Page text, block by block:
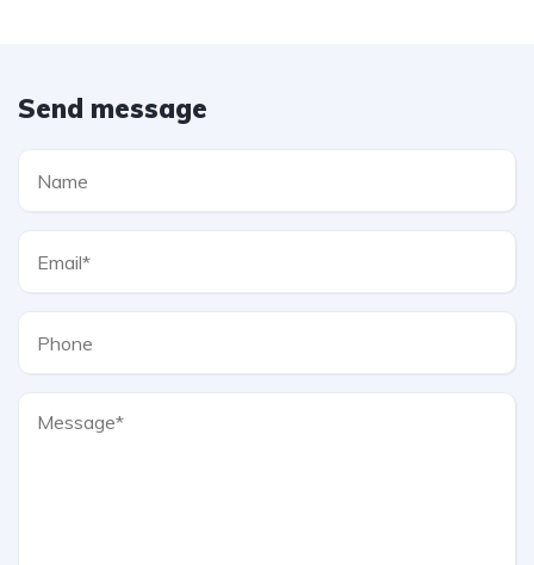
Send message